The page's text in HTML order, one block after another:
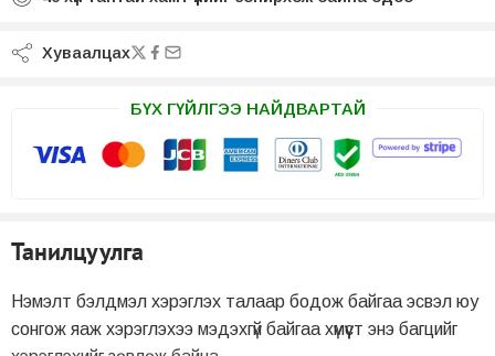
Хуваалцах
БҮХ ГҮЙЛГЭЭ НАЙДВАРТАЙ
Танилцуулга
Нэмэлт бэлдмэл хэрэглэх талаар бодож байгаа эсвэл юу
сонгож яаж хэрэглэхээ мэдэхгүй байгаа хүмүүст энэ багцийг